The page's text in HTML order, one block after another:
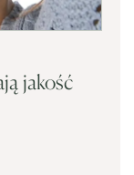
jakość